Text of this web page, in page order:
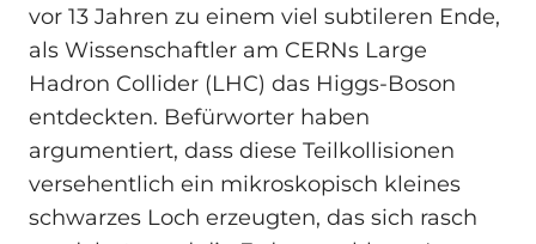
vor 13 Jahren zu einem viel subtileren Ende,
als Wissenschaftler am CERNs Large
Hadron Collider (LHC) das Higgs-Boson
entdeckten. Befürworter haben
argumentiert, dass diese Teilkollisionen
versehentlich ein mikroskopisch kleines
schwarzes Loch erzeugten, das sich rasch